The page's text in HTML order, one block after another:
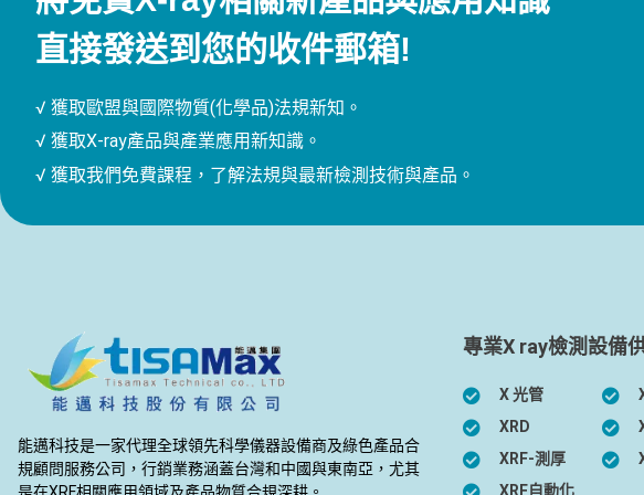
直接發送到您的收件郵箱!
√ 獲取歐盟與國際物質(化學品)法規新知。
√ 獲取X-ray產品與產業應用新知識。
√ 獲取我們免費課程，了解法規與最新檢測技術與產品。
能邁科技是一家代理全球領先科學儀器設備商及綠色產品合
規顧問服務公司，行銷業務涵蓋台灣和中國與東南亞，尤其
是在XRF相關應用領域及產品物質合規深耕。
專業X ray檢測設備
X 光管
XRD
XRF-測厚
XRF自動化